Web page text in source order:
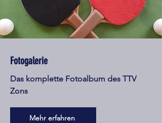
Fotogalerie
Das komplette Fotoalbum des TTV
Zons
Mehr erfahren